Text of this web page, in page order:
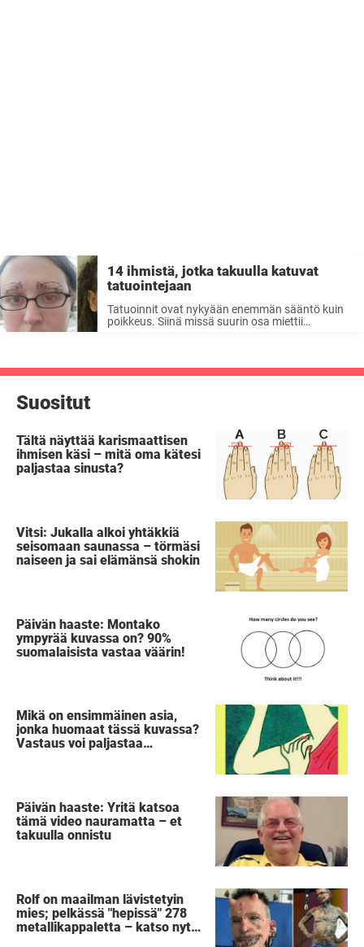
14 ihmistä, jotka takuulla katuvat
tatuointejaan
Tatuoinnit ovat nykyään enemmän sääntö kuin
poikkeus. Siinä missä suurin osa miettii
moisille kapitalistisen oravanpyörän
Suositut
Tältä näyttää karismaattisen
ihmisen käsi – mitä oma kätesi
paljastaa sinusta?
Vitsi: Jukalla alkoi yhtäkkiä
seisomaan saunassa – törmäsi
naiseen ja sai elämänsä shokin
Päivän haaste: Montako
ympyrää kuvassa on? 90%
suomalaisista vastaa väärin!
Mikä on ensimmäinen asia,
jonka huomaat tässä kuvassa?
Vastaus voi paljastaa
Päivän haaste: Yritä katsoa
tämä video nauramatta – et
takuulla onnistu
Rolf on maailman lävistetyin
mies; pelkässä "hepissä" 278
metallikappaletta – katso nyt,